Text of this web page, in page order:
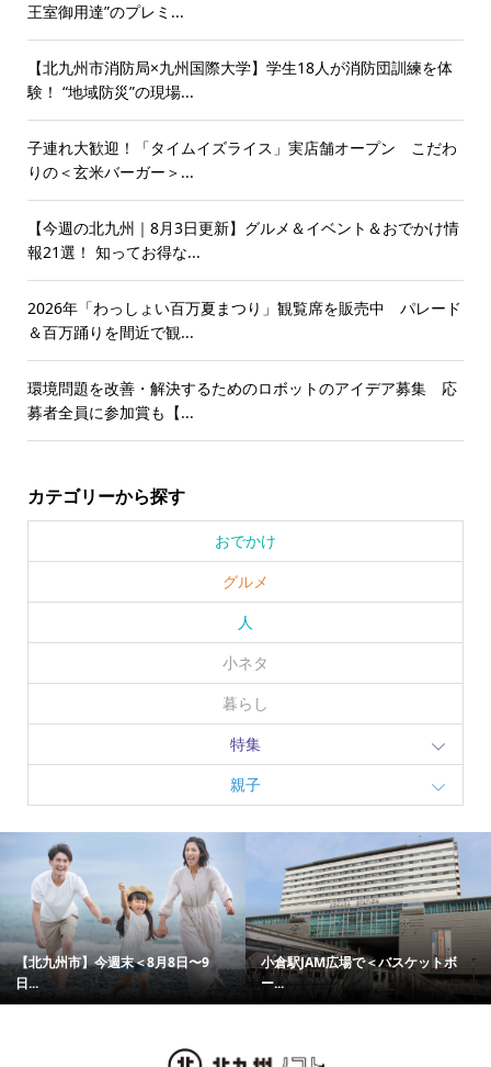
王室御用達”のプレミ...
【北九州市消防局×九州国際大学】学生18人が消防団訓練を体
験！ “地域防災”の現場...
子連れ大歓迎！「タイムイズライス」実店舗オープン こだわ
りの＜玄米バーガー＞...
【今週の北九州｜8月3日更新】グルメ＆イベント＆おでかけ情
報21選！ 知ってお得な...
2026年「わっしょい百万夏まつり」観覧席を販売中 パレード
＆百万踊りを間近で観...
環境問題を改善・解決するためのロボットのアイデア募集 応
募者全員に参加賞も【...
カテゴリーから探す
おでかけ
グルメ
人
小ネタ
暮らし
特集
親子
【北九州市】今週末＜8月8日〜9
日...
小倉駅JAM広場で＜バスケットボ
ー...